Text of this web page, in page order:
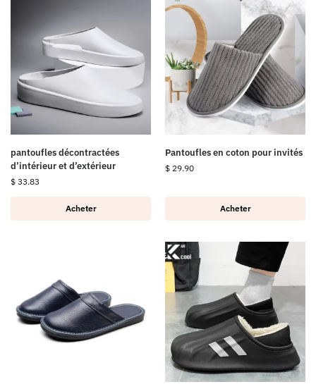
pantoufles décontractées
d’intérieur et d’extérieur
$ 33.83
Acheter
Pantoufles en coton pour invités
$ 29.90
Acheter